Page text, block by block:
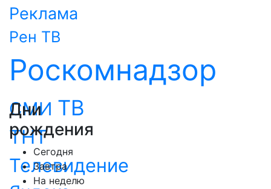
Реклама
Рен ТВ
Роскомнадзор
СМИ ТВ
ТНТ
Телевидение
Дни
рождения
Сегодня
Завтра
На неделю